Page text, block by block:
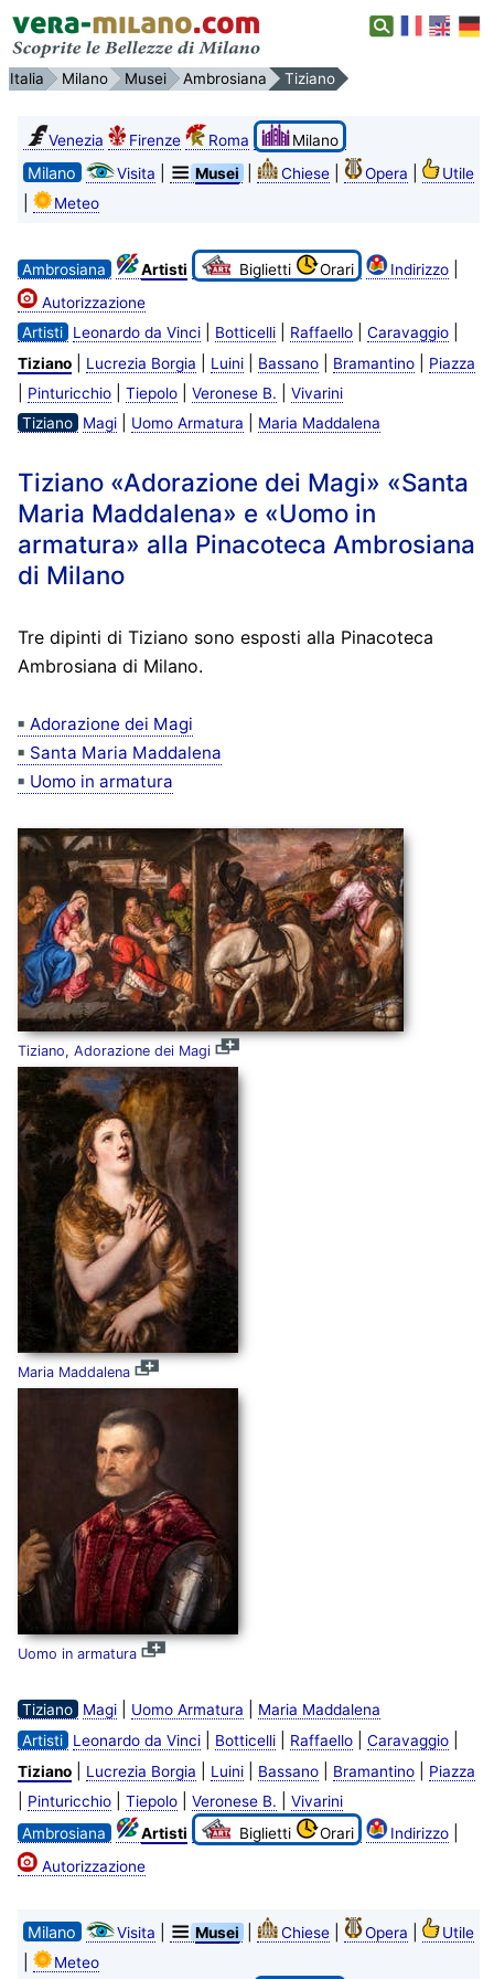
Italia Milano Musei Ambrosiana Tiziano
Venezia Firenze Roma Milano
Milano Visita Musei Chiese| Opera Utile
Meteo
Ambrosiana Artisti Biglietti Orari Indirizzo|
Autorizzazione
Artisti
Leonardo da Vinci| Botticelli| Raffaello| Caravaggio|
Tiziano| Lucrezia Borgia Luini| Bassano| Bramantino| Piazza
Pinturicchio| Tiepolo| Veronese B.
Vivarini
Tiziano
Magi| Uomo Armatura Maria Maddalena
Tiziano «Adorazione dei Magi» «Santa
Maria Maddalena» e «Uomo in
armatura» alla Pinacoteca Ambrosiana
di Milano
Tre dipinti di Tiziano sono esposti alla Pinacoteca
Ambrosiana di Milano.
Adorazione dei Magi
Santa Maria Maddalena
Uomo in armatura
Tiziano, Adorazione dei Magi
Maria Maddalena
Uomo in armatura
Tiziano Magi| Uomo Armatura
Maria Maddalena
Artisti
Leonardo da Vinci| Botticelli| Raffaello| Caravaggio|
Tiziano| Lucrezia Borgia Luini| Bassano| Bramantino| Piazza
Pinturicchio| Tiepolo| Veronese B.
Vivarini
Ambrosiana
Artisti Biglietti Orari Indirizzo|
Autorizzazione
Milano Visita Musei Chiese| Opera Utile
Meteo